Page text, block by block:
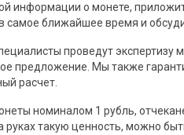
информации о монете,
самое ближайшее время и
проведут экспертизу
предложение. Мы также
расчет.
номиналом 1 рубль,
руках такую ценность, можно